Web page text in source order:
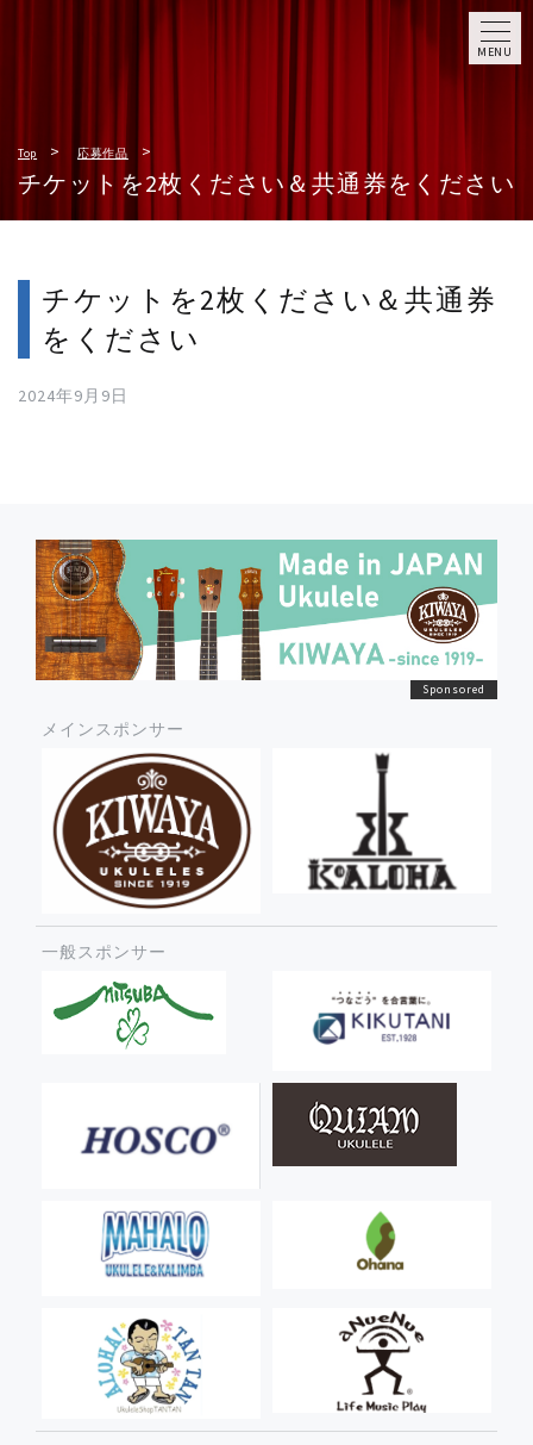
MENU
Top 応募作品
チケットを2枚ください＆共通券をください
チケットを2枚ください＆共通券
をください
2024年9月9日
メインスポンサー
一般スポンサー